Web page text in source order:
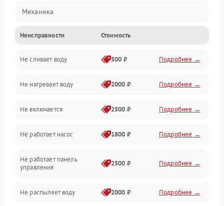
Механика
Управление
Электропитание
Датчики
Нагрев
Вода
Гигиена
Программное обеспечение
Неисправности Стоимость
Не сливает воду 500 ₽ Подробнее →
Не нагревает воду 2000 ₽ Подробнее →
Не включается 2500 ₽ Подробнее →
Не работает насос 1800 ₽ Подробнее →
Не работает панель
управления
2500 ₽ Подробнее →
Не распыляет воду 2000 ₽ Подробнее →